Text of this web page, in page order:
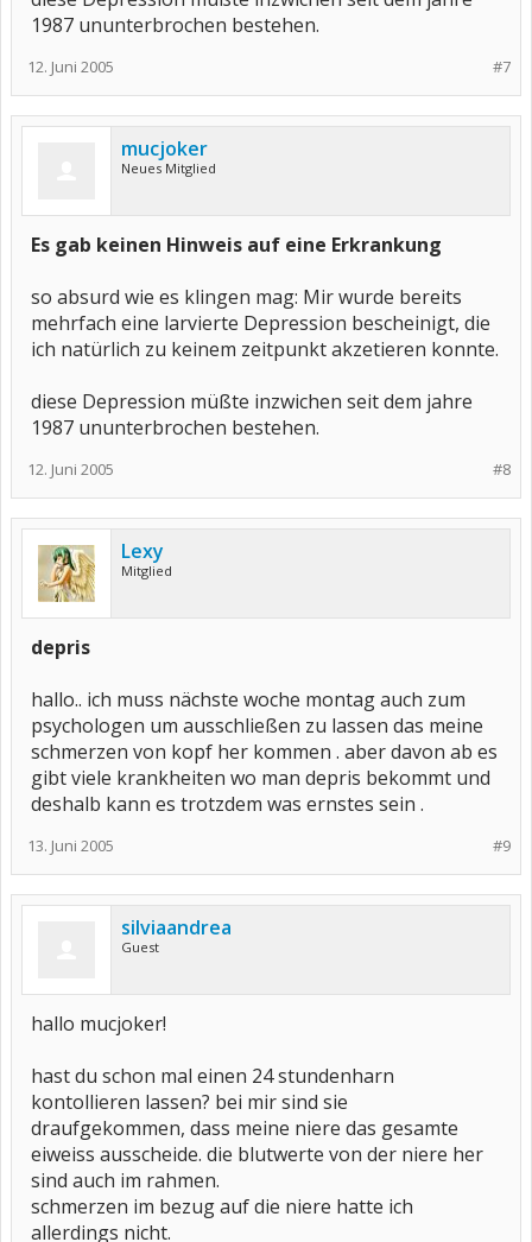
1987 ununterbrochen bestehen.
#7
12. Juni 2005
mucjoker
Neues Mitglied
Es gab keinen Hinweis auf eine Erkrankung
so absurd wie es klingen mag: Mir wurde bereits
mehrfach eine larvierte Depression bescheinigt, die
ich natürlich zu keinem zeitpunkt akzetieren konnte.
diese Depression müßte inzwichen seit dem jahre
1987 ununterbrochen bestehen.
#8
12. Juni 2005
Lexy
Mitglied
depris
hallo.. ich muss nächste woche montag auch zum
psychologen um ausschließen zu lassen das meine
schmerzen von kopf her kommen . aber davon ab es
gibt viele krankheiten wo man depris bekommt und
deshalb kann es trotzdem was ernstes sein .
#9
13. Juni 2005
silviaandrea
Guest
hallo mucjoker!
hast du schon mal einen 24 stundenharn
kontollieren lassen? bei mir sind sie
draufgekommen, dass meine niere das gesamte
eiweiss ausscheide. die blutwerte von der niere her
sind auch im rahmen.
schmerzen im bezug auf die niere hatte ich
allerdings nicht.